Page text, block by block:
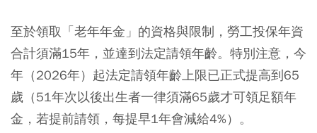
至於領取「老年年金」的資格與限制，勞工投保年資
合計須滿15年，並達到法定請領年齡。特別注意，今
年（2026年）起法定請領年齡上限已正式提高到65
歲（51年次以後出生者一律須滿65歲才可領足額年
金，若提前請領，每提早1年會減給4%）。